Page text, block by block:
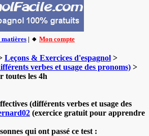
matières | 🔸 Mon compte
Leçons & Exercices d'espagnol >
verbes et usage des pronoms) >
toutes les 4h
(différents verbes et usage des
(exercice gratuit pour apprendre
qui ont passé ce test :